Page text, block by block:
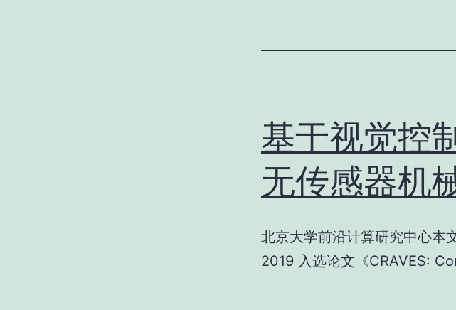
基于视觉控
无传感器机
北京大学前沿计算研究中心本
2019 入选论文《CRAVES: